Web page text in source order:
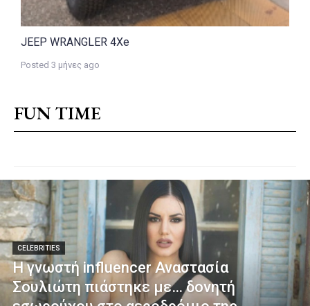
JEEP WRANGLER 4Xe
Posted 3 μήνες ago
FUN TIME
CELEBRITIES
Η γνωστή influencer Αναστασία
Σουλιώτη πιάστηκε με… δονητή